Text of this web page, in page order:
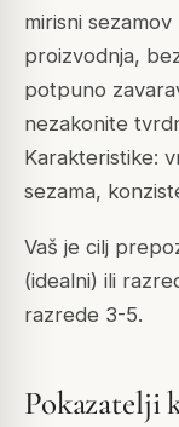
mirisni
proizvodnja,
potpuno
nezakonite
Karakteristike:
sezama,
Vaš je cilj
(idealni) ili
razrede 3-5.
Pokazatelji